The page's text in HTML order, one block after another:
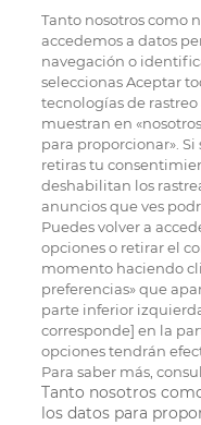
Tanto nosotros como
accedemos a datos
navegación o
seleccionas Aceptar
tecnologías de
muestran en
para proporcionar». Si
retiras tu
deshabilitan los
anuncios que ves
Puedes volver a
opciones o retirar el
momento haciendo
preferencias» que
parte inferior
corresponde] en la
opciones tendrán
Para saber más,
Tanto nosotros
los datos para